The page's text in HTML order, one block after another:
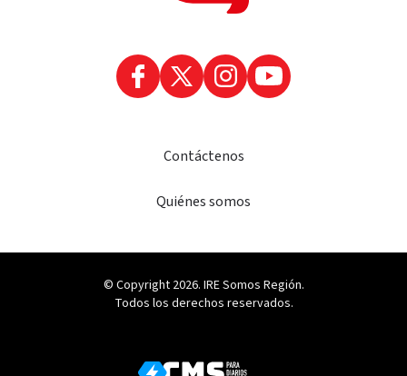
Contáctenos
Quiénes somos
© Copyright 2026. IRE Somos Región.
Todos los derechos reservados.